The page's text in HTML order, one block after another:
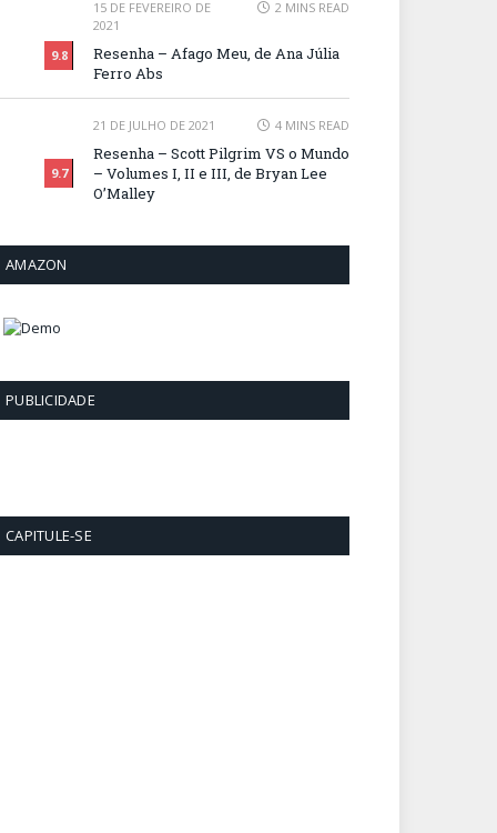
9.8
15 DE FEVEREIRO DE
2021
2 MINS READ
Resenha – Afago Meu, de Ana Júlia
Ferro Abs
9.7
21 DE JULHO DE 2021 4 MINS READ
Resenha – Scott Pilgrim VS o Mundo
– Volumes I, II e III, de Bryan Lee
O’Malley
AMAZON
PUBLICIDADE
CAPITULE-SE